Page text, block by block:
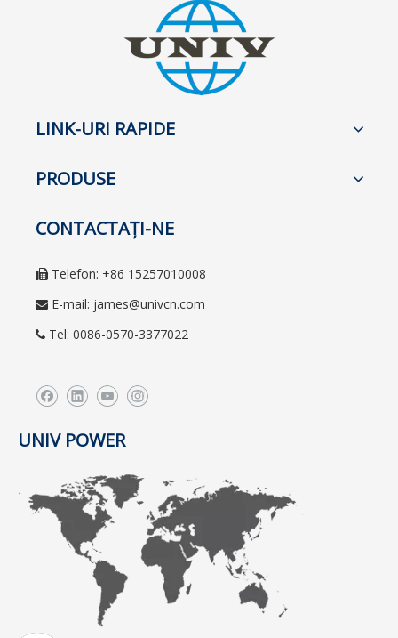
LINK-URI RAPIDE
PRODUSE
CONTACTAŢI-NE
 Telefon: +86 15257010008
 E-mail: james@univcn.com
 Tel: 0086-0570-3377022
UNIV POWER